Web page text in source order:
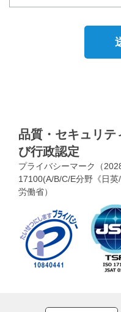
品質・セキュリテ
び行政認定
プライバシーマーク（
17100(A/B/C/E分野《日
労働省）